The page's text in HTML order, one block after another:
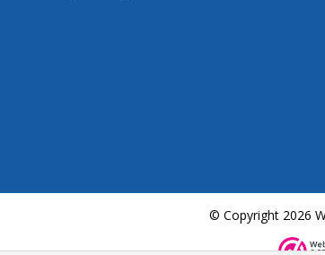
© Copyright 2026